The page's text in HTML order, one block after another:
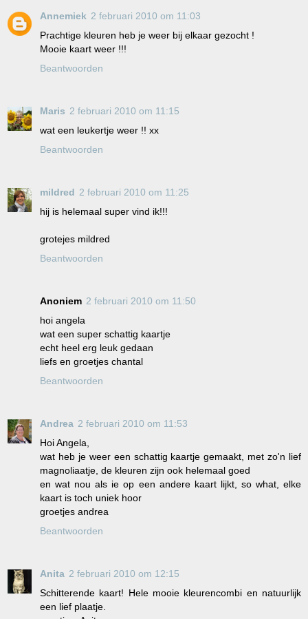
Annemiek 2 februari 2010 om 11:03
Prachtige kleuren heb je weer bij elkaar gezocht !
Mooie kaart weer !!!
Beantwoorden
Maris 2 februari 2010 om 11:15
wat een leukertje weer !! xx
Beantwoorden
mildred 2 februari 2010 om 11:25
hij is helemaal super vind ik!!!
grotejes mildred
Beantwoorden
Anoniem 2 februari 2010 om 11:50
hoi angela
wat een super schattig kaartje
echt heel erg leuk gedaan
liefs en groetjes chantal
Beantwoorden
Andrea 2 februari 2010 om 11:53
Hoi Angela,
wat heb je weer een schattig kaartje gemaakt, met zo'n lief
magnoliaatje, de kleuren zijn ook helemaal goed
en wat nou als ie op een andere kaart lijkt, so what, elke
kaart is toch uniek hoor
groetjes andrea
Beantwoorden
Anita 2 februari 2010 om 12:15
Schitterende kaart! Hele mooie kleurencombi en natuurlijk
een lief plaatje.